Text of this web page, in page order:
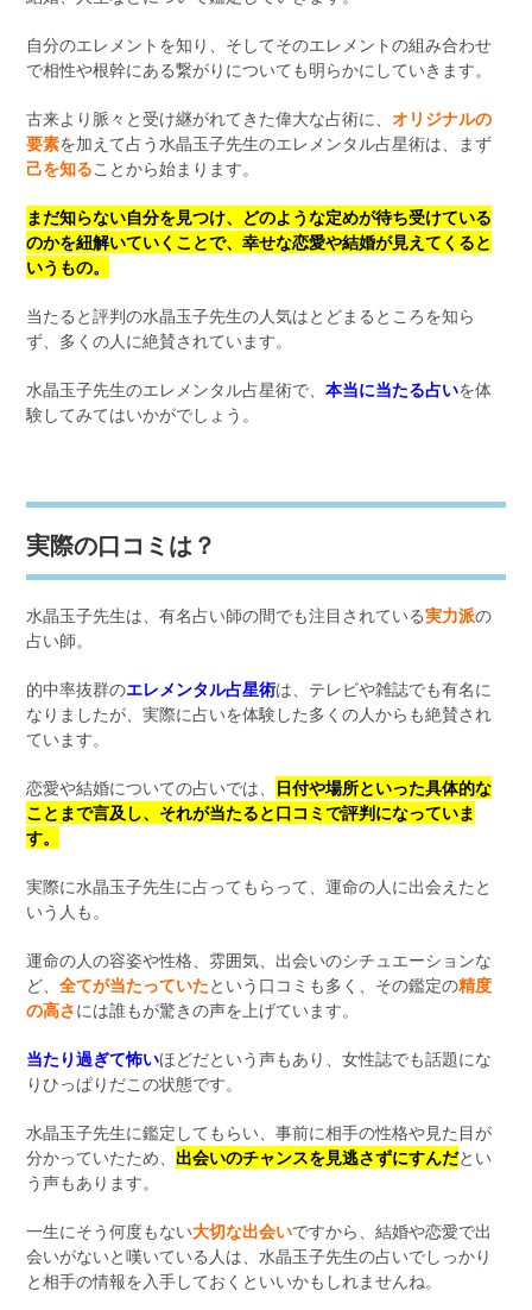
自分のエレメントを知り、そしてそのエレメントの組み合わせ
で相性や根幹にある繋がりについても明らかにしていきます。
古来より脈々と受け継がれてきた偉大な占術に、オリジナルの
要素を加えて占う水晶玉子先生のエレメンタル占星術は、まず
己を知ることから始まります。
まだ知らない自分を見つけ、どのような定めが待ち受けている
のかを紐解いていくことで、幸せな恋愛や結婚が見えてくると
いうもの。
当たると評判の水晶玉子先生の人気はとどまるところを知ら
ず、多くの人に絶賛されています。
水晶玉子先生のエレメンタル占星術で、本当に当たる占いを体
験してみてはいかがでしょう。
実際の口コミは？
水晶玉子先生は、有名占い師の間でも注目されている実力派の
占い師。
的中率抜群のエレメンタル占星術は、テレビや雑誌でも有名に
なりましたが、実際に占いを体験した多くの人からも絶賛され
ています。
恋愛や結婚についての占いでは、 日付や場所といった具体的な
ことまで言及し、それが当たると口コミで評判になっていま
す。
実際に水晶玉子先生に占ってもらって、運命の人に出会えたと
いう人も。
運命の人の容姿や性格、雰囲気、出会いのシチュエーションな
ど、全てが当たっていたという口コミも多く、その鑑定の精度
の高さには誰もが驚きの声を上げています。
当たり過ぎて怖いほどだという声もあり、女性誌でも話題にな
りひっぱりだこの状態です。
水晶玉子先生に鑑定してもらい、事前に相手の性格や見た目が
分かっていたため、 出会いのチャンスを見逃さずにすんだとい
う声もあります。
一生にそう何度もない大切な出会いですから、結婚や恋愛で出
会いがないと嘆いている人は、水晶玉子先生の占いでしっかり
と相手の情報を入手しておくといいかもしれませんね。